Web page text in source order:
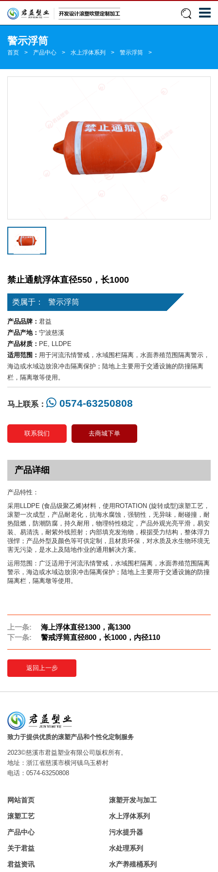
警示浮筒
首页 > 产品中心 > 水上浮体系列 > 警示浮筒 >
禁止通航浮体直径550，长1000
类属于： 警示浮筒
产品品牌： 君益
产品产地： 宁波慈溪
产品材质： PE, LLDPE
适用范围： 用于河流汛情警戒，水域围栏隔离，水面养殖范围隔离警示，
海边或水域边放浪冲击隔离保护；陆地上主要用于交通设施的防撞隔离
栏，隔离墩等使用。
马上联系： 0574-63250808
联系我们 去商城下单
产品详细
产品特性：
采用LLDPE (食品级聚乙烯)材料，使用ROTATION (旋转成型)滚塑工艺，
滚塑一次成型，产品耐老化，抗海水腐蚀，强韧性，无异味，耐碰撞，耐
热阻燃，防潮防腐，持久耐用，物理特性稳定，产品外观光亮平滑，易安
装、易清洗，耐紫外线照射；内部填充发泡物，根据受力结构，整体浮力
强悍；产品外型及颜色等可供定制，且材质环保，对水质及水生物环境无
害无污染，是水上及陆地作业的通用解决方案。
运用范围：广泛适用于河流汛情警戒，水域围栏隔离，水面养殖范围隔离
警示，海边或水域边放浪冲击隔离保护；陆地上主要用于交通设施的防撞
隔离栏，隔离墩等使用。
上一条:
海上浮体直径1300，高1300
下一条:
警戒浮筒直径800，长1000，内径110
返回上一步
致力于提供优质的滚塑产品和个性化定制服务
2023©慈溪市君益塑业有限公司版权所有。
地址：浙江省慈溪市横河镇乌玉桥村
电话：0574-63250808
网站首页
滚塑工艺
产品中心
关于君益
君益资讯
滚塑开发与加工
水上浮体系列
污水提升器
水处理系列
水产养殖桶系列